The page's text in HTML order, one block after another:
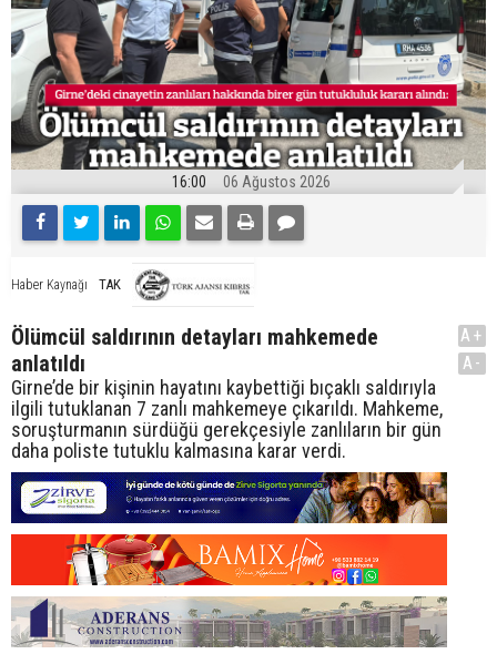
16:00 06 Ağustos 2026
Haber Kaynağı TAK
Ölümcül saldırının detayları mahkemede
anlatıldı
Girne’de bir kişinin hayatını kaybettiği bıçaklı saldırıyla
ilgili tutuklanan 7 zanlı mahkemeye çıkarıldı. Mahkeme,
soruşturmanın sürdüğü gerekçesiyle zanlıların bir gün
daha poliste tutuklu kalmasına karar verdi.
A+
A-